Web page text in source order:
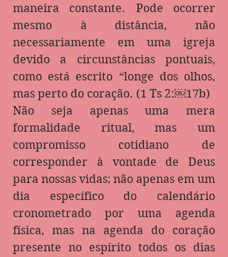
maneira constante. Pode ocorrer
mesmo à distância, não
necessariamente em uma igreja
devido a circunstâncias pontuais,
como está escrito “longe dos olhos,
mas perto do coração. (1 Ts 2:￼17b)
Não seja apenas uma mera
formalidade ritual, mas um
compromisso cotidiano de
corresponder à vontade de Deus
para nossas vidas; não apenas em um
dia específico do calendário
cronometrado por uma agenda
física, mas na agenda do coração
presente no espírito todos os dias